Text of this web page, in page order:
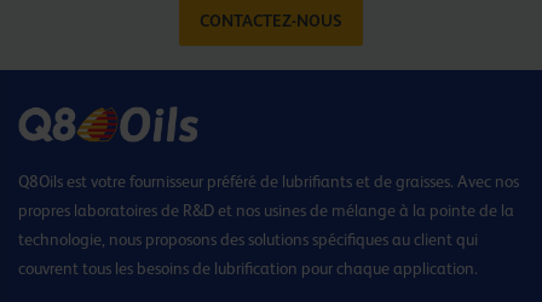
CONTACTEZ-NOUS
Q8Oils est votre fournisseur préféré de lubrifiants et de graisses. Avec nos
propres laboratoires de R&D et nos usines de mélange à la pointe de la
technologie, nous proposons des solutions spécifiques au client qui
couvrent tous les besoins de lubrification pour chaque application.